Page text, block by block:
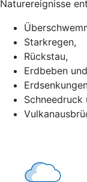
Naturereignisse
Starkregen,
Rückstau,
Erdbeben
Schneedruck